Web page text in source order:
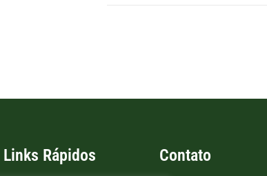
Links Rápidos Contato